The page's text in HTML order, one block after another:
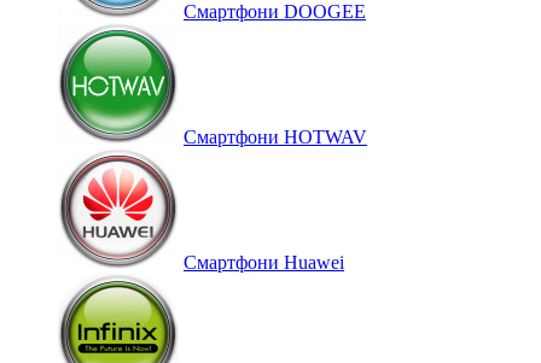
Смартфони DOOGEE
Смартфони HOTWAV
Смартфони Huawei